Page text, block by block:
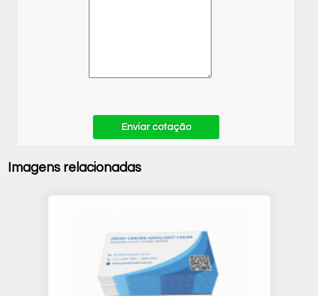
Enviar cotação
Imagens relacionadas